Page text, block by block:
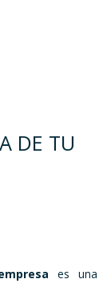
DE TU
es una